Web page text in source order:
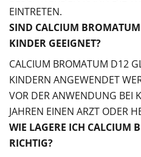
EINTRETEN.
SIND CALCIUM
KINDER GEEIGNET?
CALCIUM BROMATUM D12
KINDERN ANGEWENDET
VOR DER ANWENDUNG BEI
JAHREN EINEN ARZT ODER
WIE LAGERE ICH CALCIUM
RICHTIG?